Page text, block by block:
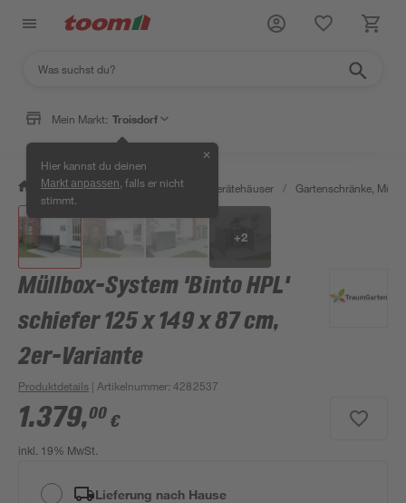
Mein Markt: Troisdorf
Hier kannst du deinen
Markt anpassen , falls er nicht
stimmt.
✕
/ Garten & Freizeit / Garten- & Gerätehäuser / Gartenschränke,
+2
Müllbox-System 'Binto HPL'
schiefer 125 x 149 x 87 cm,
2er-Variante
Produktdetails | Artikelnummer:4282537
1.379,00 €
inkl. 19% MwSt.
Lieferung nach Hause